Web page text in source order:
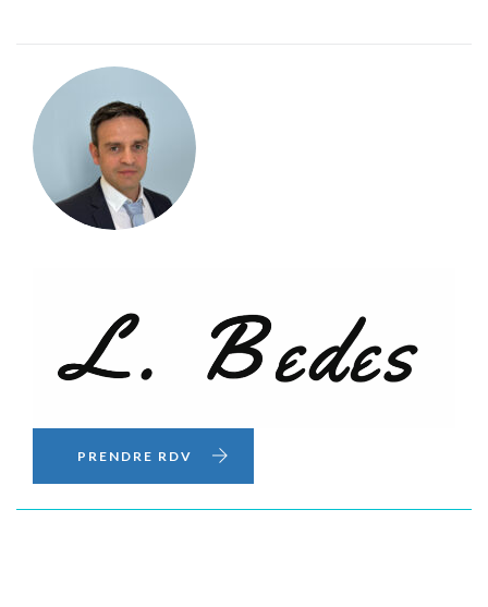
PRENDRE RDV